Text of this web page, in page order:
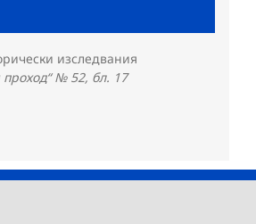
изследвания
№ 52, бл. 17